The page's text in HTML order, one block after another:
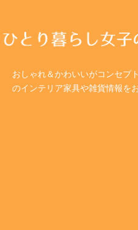
おしゃれ＆かわいいがコンセプ
のインテリア家具や雑貨情報を